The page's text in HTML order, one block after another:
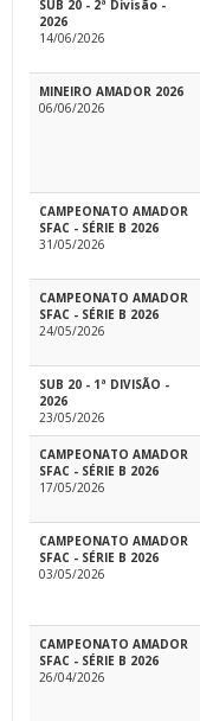
SUB 20 - 2ª Divisão -
2026
14/06/2026
MINEIRO AMADOR 2026
06/06/2026
CAMPEONATO AMADOR
SFAC - SÉRIE B 2026
31/05/2026
CAMPEONATO AMADOR
SFAC - SÉRIE B 2026
24/05/2026
SUB 20 - 1ª DIVISÃO -
2026
23/05/2026
CAMPEONATO AMADOR
SFAC - SÉRIE B 2026
17/05/2026
CAMPEONATO AMADOR
SFAC - SÉRIE B 2026
03/05/2026
CAMPEONATO AMADOR
SFAC - SÉRIE B 2026
26/04/2026